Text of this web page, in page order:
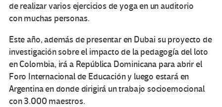
de realizar varios ejercicios de yoga en un auditorio
con muchas personas.
Este año, además de presentar en Dubai su proyecto de
investigación sobre el impacto de la pedagogía del loto
en Colombia, irá a República Dominicana para abrir el
Foro Internacional de Educación y luego estará en
Argentina en donde dirigirá un trabajo socioemocional
con 3.000 maestros.